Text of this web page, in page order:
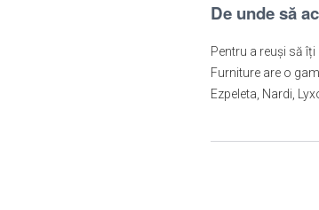
De unde să
Pentru a reuși să
Furniture are o
Ezpeleta, Nardi,